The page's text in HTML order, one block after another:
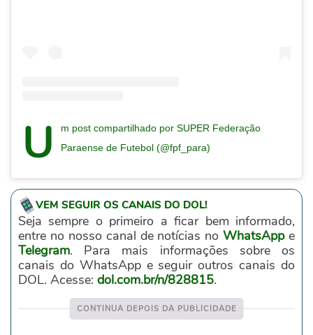
U
m post compartilhado por SUPER Federação
Paraense de Futebol (@fpf_para)
VEM SEGUIR OS CANAIS DO DOL!
Seja sempre o primeiro a ficar bem informado,
entre no nosso canal de notícias noWhatsAppe
Telegram. Para mais informações sobre os
canais do WhatsApp e seguir outros canais do
DOL. Acesse: dol.com.br/n/828815.